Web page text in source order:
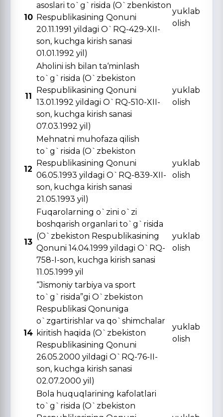
10
asoslari to`g`risida (O`zbenkiston
Respublikasining Qonuni
20.11.1991 yildagi O`RQ-429-XII-
son, kuchga kirish sanasi
01.01.1992 yil)
yuklab
olish
11
Aholini ish bilan ta‘minlash
to`g`risida (O`zbekiston
Respublikasining Qonuni
13.01.1992 yildagi O`RQ-510-XII-
son, kuchga kirish sanasi
07.03.1992 yil)
yuklab
olish
12
Mehnatni muhofaza qilish
to`g`risida (O`zbekiston
Respublikasining Qonuni
06.05.1993 yildagi O`RQ-839-XII-
son, kuchga kirish sanasi
21.05.1993 yil)
yuklab
olish
13
Fuqarolarning o`zini o`zi
boshqarish organlari to`g`risida
(O`zbekiston Respublikasining
Qonuni 14.04.1999 yildagi O`RQ-
758-I-son, kuchga kirish sanasi
11.05.1999 yil
yuklab
olish
14
“Jismoniy tarbiya va sport
to`g`risida”gi O`zbekiston
Respublikasi Qonuniga
o`zgartirishlar va qo`shimchalar
kiritish haqida (O`zbekiston
Respublikasining Qonuni
26.05.2000 yildagi O`RQ-76-II-
son, kuchga kirish sanasi
02.07.2000 yil)
yuklab
olish
Bola huquqlarining kafolatlari
to`g`risida (O`zbekiston